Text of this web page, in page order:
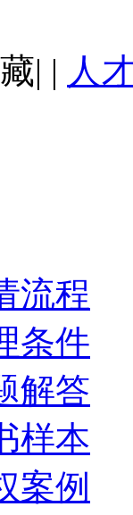
| | 人
流程
条件
解答
样本
案例